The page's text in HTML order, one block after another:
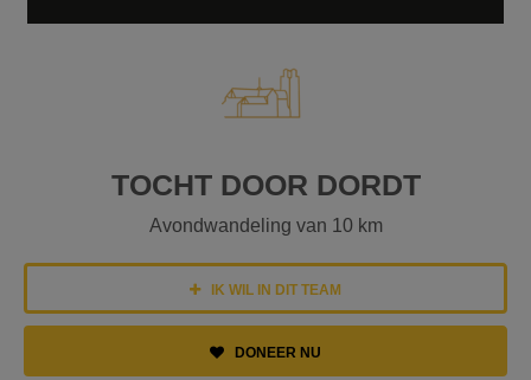
TOCHT DOOR DORDT
Avondwandeling van 10 km
IK WIL IN DIT TEAM
DONEER NU